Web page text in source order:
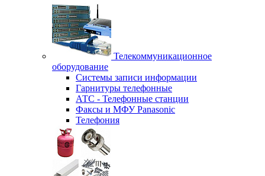
Телекоммуникационное
оборудование
Системы записи информации
Гарнитуры телефонные
АТС - Телефонные станции
Факсы и МФУ Panasonic
Телефония